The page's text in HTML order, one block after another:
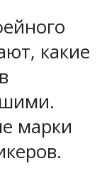
какие
марки